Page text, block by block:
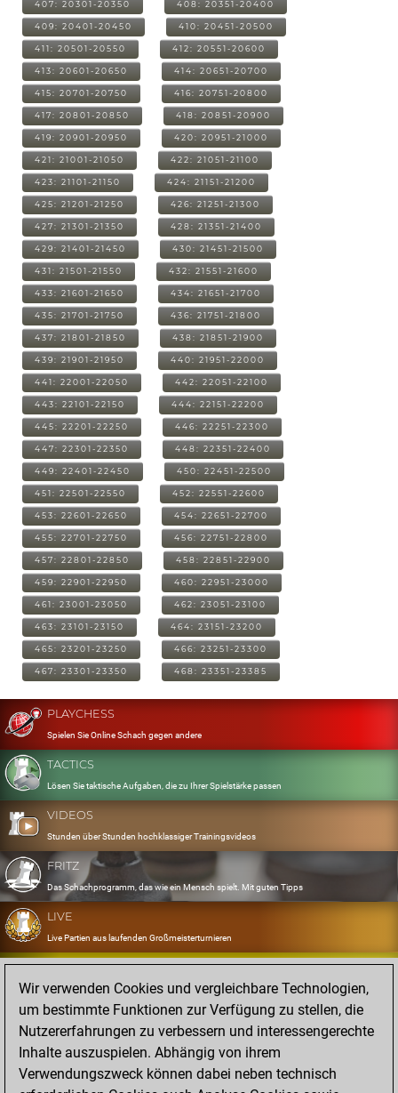
407: 20301-20350 408: 20351-20400
409: 20401-20450 410: 20451-20500
411: 20501-20550 412: 20551-20600
413: 20601-20650 414: 20651-20700
415: 20701-20750 416: 20751-20800
417: 20801-20850 418: 20851-20900
419: 20901-20950 420: 20951-21000
421: 21001-21050 422: 21051-21100
423: 21101-21150 424: 21151-21200
425: 21201-21250 426: 21251-21300
427: 21301-21350 428: 21351-21400
429: 21401-21450 430: 21451-21500
431: 21501-21550 432: 21551-21600
433: 21601-21650 434: 21651-21700
435: 21701-21750 436: 21751-21800
437: 21801-21850 438: 21851-21900
439: 21901-21950 440: 21951-22000
441: 22001-22050 442: 22051-22100
443: 22101-22150 444: 22151-22200
445: 22201-22250 446: 22251-22300
447: 22301-22350 448: 22351-22400
449: 22401-22450 450: 22451-22500
451: 22501-22550 452: 22551-22600
453: 22601-22650 454: 22651-22700
455: 22701-22750 456: 22751-22800
457: 22801-22850 458: 22851-22900
459: 22901-22950 460: 22951-23000
461: 23001-23050 462: 23051-23100
463: 23101-23150 464: 23151-23200
465: 23201-23250 466: 23251-23300
467: 23301-23350 468: 23351-23385
PLAYCHESS
Spielen Sie Online Schach gegen andere
TACTICS
Lösen Sie taktische Aufgaben, die zu Ihrer Spielstärke passen
VIDEOS
Stunden über Stunden hochklassiger Trainingsvideos
FRITZ
Das Schachprogramm, das wie ein Mensch spielt. Mit guten Tipps
LIVE
Live Partien aus laufenden Großmeisterturnieren
OPENINGS
Erfassen und Üben Sie Ihr Eröffnungsrepertoire
DATABASE
Acht Millionen starke Partien
MYGAMES
Speichern und analysieren Sie eigene Partien in der Cloud
Wir verwenden Cookies und vergleichbare Technologien,
um bestimmte Funktionen zur Verfügung zu stellen, die
Nutzererfahrungen zu verbessern und interessengerechte
Inhalte auszuspielen. Abhängig von ihrem
Verwendungszweck können dabei neben technisch